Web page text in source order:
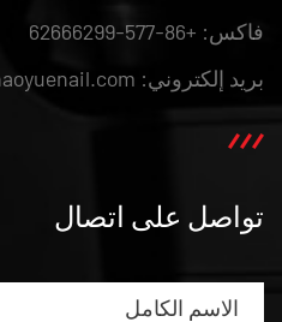
فاكس: +86-577-62666299
بريد إلكتروني: cycn@cnchaoyuenail.com
تواصل على اتصال